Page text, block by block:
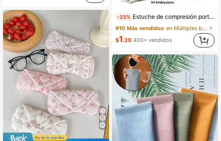
4.89 7.4K Seguidores
-33% Estuche de compresión portátil unisex - Bolsa de almacenamiento multifuncional de cuero PU de tacto suave para gafas, teléfonos móviles, cosméticos y artículos esenciales de viaje
#10 Más vendidos
en Múltiples bolsillos Almacenamiento de viaje
$1.20 400+ vendidos